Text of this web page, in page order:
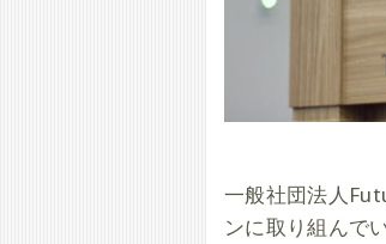
一般社団法人
ンに取り組んで